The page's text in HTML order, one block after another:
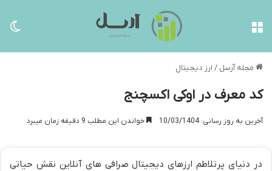
مجله آرسل / ارز دیجیتال
کد معرف در اوکی اکسچنج
آخرین به روز رسانی: 10/03/1404 خواندن این مطلب 9 دقیقه زمان میبرد
در دنیای پرتلاطم ارزهای دیجیتال صرافی های آنلاین نقش حیاتی